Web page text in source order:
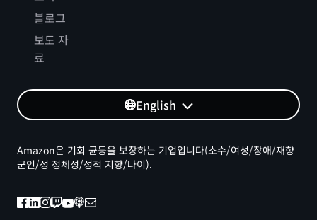
블로그
보도 자
료
English
Amazon은 기회 균등을 보장하는 기업입니다(소수/여성/장애/재향
군인/성 정체성/성적 지향/나이).